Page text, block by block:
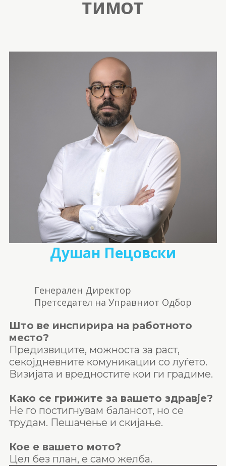
Душан Пецовски
Генерален Директор
Претседател на Управниот Одбор
Што ве инспирира на работното
место?
Предизвиците, можноста за раст,
секојдневните комуникации со луѓето.
Визијата и вредностите кои ги градиме.
Како се грижите за вашето здравје?
Не го постигнувам балансот, но се
трудам. Пешачење и скијање.
Кое е вашето мото?
Цел без план, е само желба.